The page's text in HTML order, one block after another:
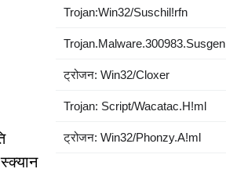
Trojan:Win32/Suschil!rfn
Trojan.Malware.300983.Susgen
ट्रोजन: Win32/Cloxer
Trojan: Script/Wacatac.H!ml
ट्रोजन: Win32/Phonzy.A!ml